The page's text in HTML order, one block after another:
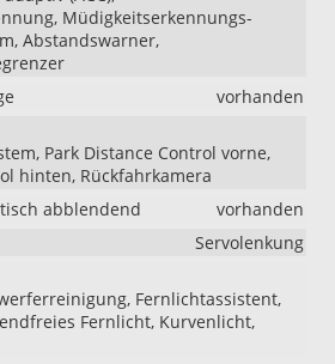
Müdigkeitserkennungs-
Abstandswarner,
vorhanden
Park Distance Control vorne,
hinten, Rückfahrkamera
abblendend
vorhanden
Servolenkung
Fernlichtassistent,
Fernlicht, Kurvenlicht,